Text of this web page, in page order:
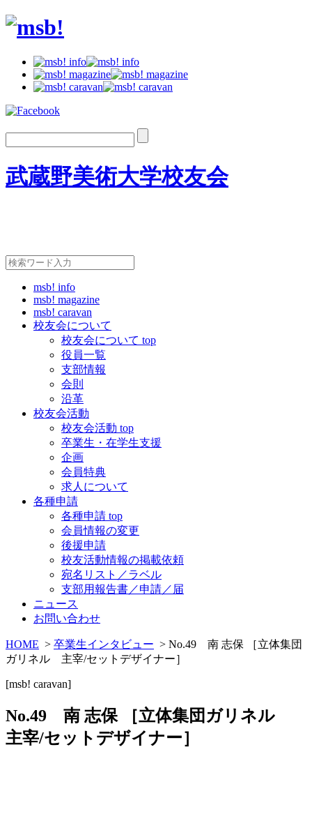
武蔵野美術大学校友会
msb! info
msb! magazine
msb! caravan
校友会について
校友会について top
役員一覧
支部情報
会則
沿革
校友会活動
校友会活動 top
卒業生・在学生支援
企画
会員特典
求人について
各種申請
各種申請 top
会員情報の変更
後援申請
校友活動情報の掲載依頼
宛名リスト／ラベル
支部用報告書／申請／届
ニュース
お問い合わせ
HOME > 卒業生インタビュー > No.49 南 志保 ［立体集団
ガリネル 主宰/セットデザイナー］
[msb! caravan]
No.49 南 志保 ［立体集団ガリネル
主宰/セットデザイナー］